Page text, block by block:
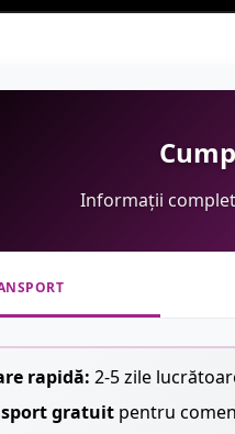
Informații
rapidă: 2-5 zile
gratuit pentru